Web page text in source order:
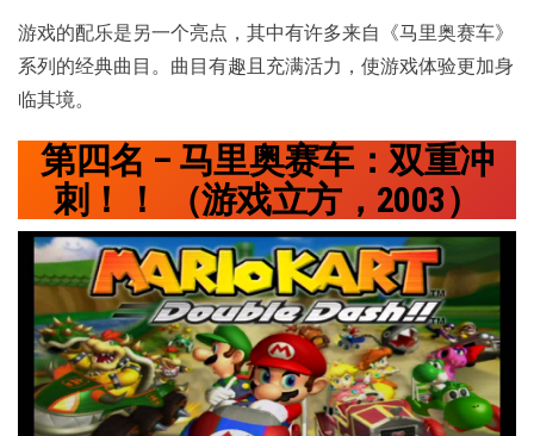
游戏的配乐是另一个亮点，其中有许多来自《马里奥赛车》
系列的经典曲目。曲目有趣且充满活力，使游戏体验更加身
临其境。
第四名 – 马里奥赛车：双重冲
刺！！ （游戏立方，2003）